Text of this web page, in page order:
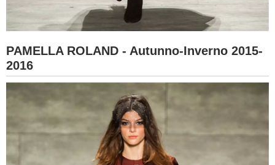
PAMELLA ROLAND - Autunno-Inverno 2015-
2016